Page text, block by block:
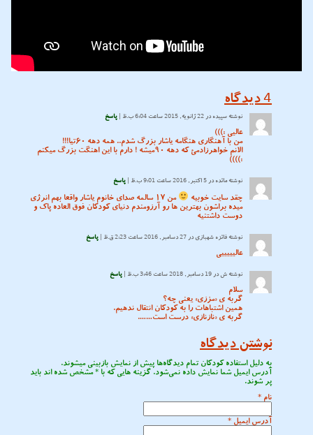
4دیدگاه
نوشتهسپیدهدر 22 ژانویه, 2015 ساعت 6:04 ب.ظ | پاسخ
عالیی :)))
من با آهنگاری هنگامه یاشار بزرگ شدم.. همه دهه ۶۰تیا!!!
الانم خواهرزادمئ که دهه ۹۰میشه ! دارم با این اهنگت بزرگ میکنم
:))))
نوشتهمائدهدر 5 اکتبر, 2016 ساعت 9:01 ب.ظ | پاسخ
چقد سایت خوبیه من ۱۷ سالمه صدای خانوم یاشار واقعا بهم انرژی
میده براشون بهترین ها رو آرزومندم دنیای کودکان فوق العاده پاک و
دوست داشتنیه
نوشتهفائزه شهبازیدر 27 دسامبر, 2016 ساعت 2:23 ق.ظ | پاسخ
عالیییییی
نوشتهشدر 19 دسامبر, 2018 ساعت 3:46 ب.ظ | پاسخ
سلام
گربه ی «مززی» یعنی چه؟
همین اشتباهات را به کودکان انتقال ندهیم.
گربه ی «نازنازی» درست است…….
نوشتن دیدگاه
به دلیل استفاده کودکان تمام دیدگاه‌ها پیش از نمایش بازبینی میشوند.
آدرس ایمیل شما نمایش داده نمی‌شود. گزینه هایی که با*مشخص شده اند باید
پر شوند.
نام*
آدرس ایمیل*